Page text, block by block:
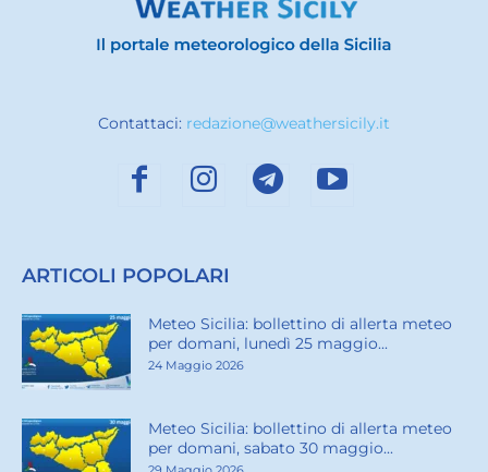
Contattaci: redazione@weathersicily.it
ARTICOLI POPOLARI
Meteo Sicilia: bollettino di allerta meteo
per domani, lunedì 25 maggio...
24 Maggio 2026
Meteo Sicilia: bollettino di allerta meteo
per domani, sabato 30 maggio...